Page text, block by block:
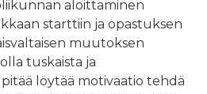
aloittaminen
starttiin ja opastuksen
muutoksen
tuskaista ja
löytää motivaatio tehdä